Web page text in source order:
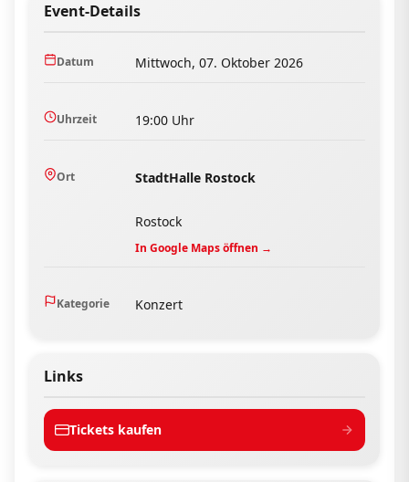
Event-Details
Datum Mittwoch, 07. Oktober 2026
Uhrzeit 19:00 Uhr
Ort StadtHalle Rostock
Rostock
In Google Maps öffnen →
Kategorie Konzert
Links
Tickets kaufen